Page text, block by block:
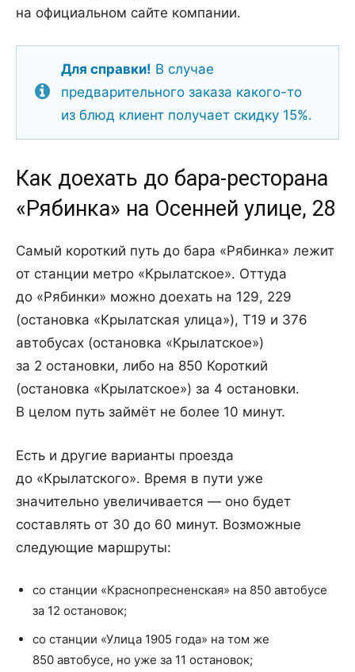
на официальном сайте компании.
Для справки! В случае
предварительного заказа какого-то
из блюд клиент получает скидку 15%.
Как доехать до бара-ресторана
«Рябинка» на Осенней улице, 28
Самый короткий путь до бара «Рябинка» лежит
от станции метро «Крылатское». Оттуда
до «Рябинки» можно доехать на 129, 229
(остановка «Крылатская улица»), Т19 и 376
автобусах (остановка «Крылатское»)
за 2 остановки, либо на 850 Короткий
(остановка «Крылатское») за 4 остановки.
В целом путь займёт не более 10 минут.
Есть и другие варианты проезда
до «Крылатского». Время в пути уже
значительно увеличивается — оно будет
составлять от 30 до 60 минут. Возможные
следующие маршруты:
со станции «Краснопресненская» на 850 автобусе
за 12 остановок;
со станции «Улица 1905 года» на том же
850 автобусе, но уже за 11 остановок;